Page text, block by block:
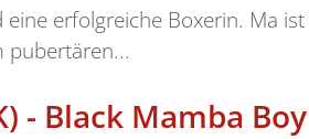
erfolgreiche Boxerin. Ma
pubertären...
- Black Mamba Boy